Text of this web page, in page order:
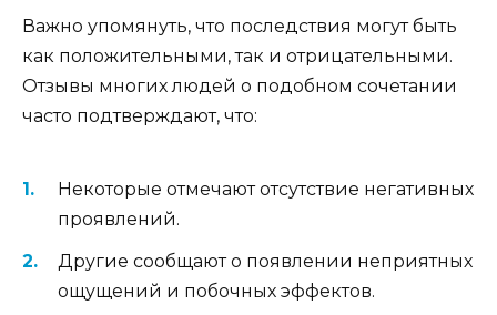
Важно упомянуть, что последствия могут быть
как положительными, так и отрицательными.
Отзывы многих людей о подобном сочетании
часто подтверждают, что:
Некоторые отмечают отсутствие негативных
проявлений.
Другие сообщают о появлении неприятных
ощущений и побочных эффектов.